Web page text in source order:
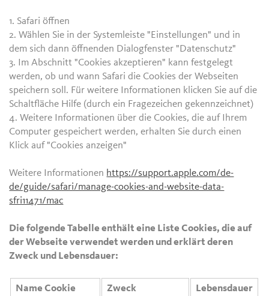
1. Safari öffnen
2. Wählen Sie in der Systemleiste "Einstellungen" und in
dem sich dann öffnenden Dialogfenster "Datenschutz"
3. Im Abschnitt "Cookies akzeptieren" kann festgelegt
werden, ob und wann Safari die Cookies der Webseiten
speichern soll. Für weitere Informationen klicken Sie auf die
Schaltfläche Hilfe (durch ein Fragezeichen gekennzeichnet)
4. Weitere Informationen über die Cookies, die auf Ihrem
Computer gespeichert werden, erhalten Sie durch einen
Klick auf "Cookies anzeigen"
Weitere Informationen https://support.apple.com/de-
de/guide/safari/manage-cookies-and-website-data-
sfri11471/mac
Die folgende Tabelle enthält eine Liste Cookies, die auf
der Webseite verwendet werden und erklärt deren
Zweck und Lebensdauer:
Name Cookie Zweck Lebensdauer